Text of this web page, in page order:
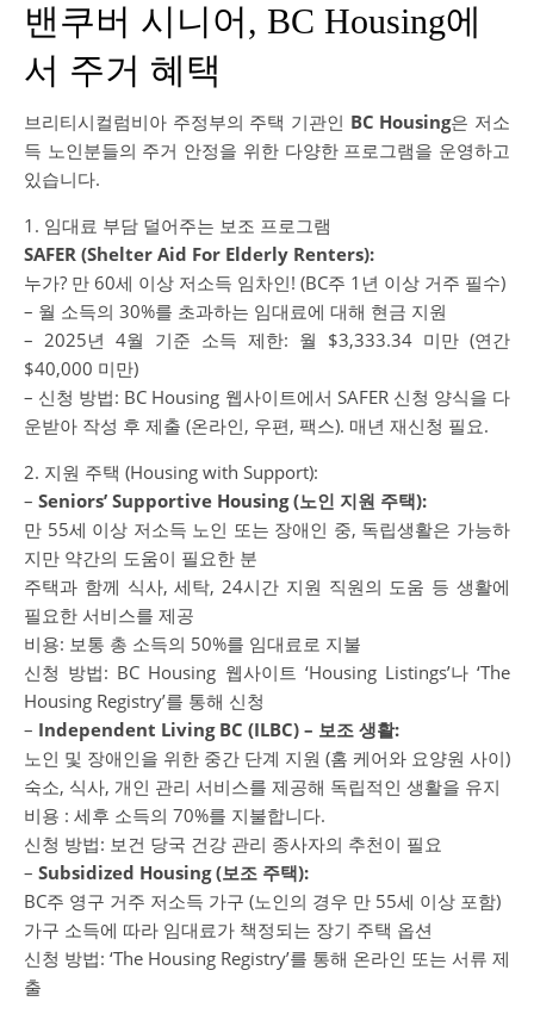
밴쿠버 시니어, BC Housing에
서 주거 혜택
브리티시컬럼비아 주정부의 주택 기관인 BC Housing은 저소
득 노인분들의 주거 안정을 위한 다양한 프로그램을 운영하고
있습니다.
1. 임대료 부담 덜어주는 보조 프로그램
SAFER (Shelter Aid For Elderly Renters):
누가? 만 60세 이상 저소득 임차인! (BC주 1년 이상 거주 필수)
– 월 소득의 30%를 초과하는 임대료에 대해 현금 지원
– 2025년 4월 기준 소득 제한: 월 $3,333.34 미만 (연간
$40,000 미만)
– 신청 방법: BC Housing 웹사이트에서 SAFER 신청 양식을 다
운받아 작성 후 제출 (온라인, 우편, 팩스). 매년 재신청 필요.
2. 지원 주택 (Housing with Support):
– Seniors’ Supportive Housing (노인 지원 주택):
만 55세 이상 저소득 노인 또는 장애인 중, 독립생활은 가능하
지만 약간의 도움이 필요한 분
주택과 함께 식사, 세탁, 24시간 지원 직원의 도움 등 생활에
필요한 서비스를 제공
비용: 보통 총 소득의 50%를 임대료로 지불
신청 방법: BC Housing 웹사이트 ‘Housing Listings’나 ‘The
Housing Registry’를 통해 신청
– Independent Living BC (ILBC) – 보조 생활:
노인 및 장애인을 위한 중간 단계 지원 (홈 케어와 요양원 사이)
숙소, 식사, 개인 관리 서비스를 제공해 독립적인 생활을 유지
비용 : 세후 소득의 70%를 지불합니다.
신청 방법: 보건 당국 건강 관리 종사자의 추천이 필요
– Subsidized Housing (보조 주택):
BC주 영구 거주 저소득 가구 (노인의 경우 만 55세 이상 포함)
가구 소득에 따라 임대료가 책정되는 장기 주택 옵션
신청 방법: ‘The Housing Registry’를 통해 온라인 또는 서류 제
출